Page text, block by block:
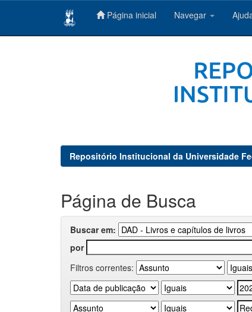
Página inicial Navegar
Repositório Institucional da Universidade
Página de Busca
Buscar em:
por
Filtros correntes: